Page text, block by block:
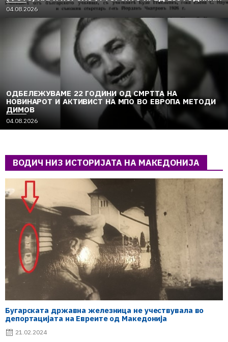
04.08.2026
ОДБЕЛЕЖУВАМЕ 22 ГОДИНИ ОД СМРТТА НА
НОВИНАРОТ И АКТИВИСТ НА МПО ВО ЕВРОПА МЕТОДИ
ДИМОВ
04.08.2026
ВОДИЧ НИЗ ИСТОРИЈАТА НА МАКЕДОНИЈА
Бугарската државна железница не учествувала во
депортацијата на Евреите од Македонија
21.02.2024